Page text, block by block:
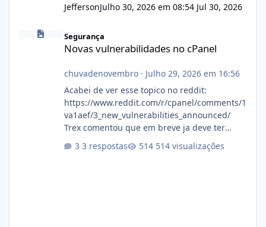
JeffersonJulho 30, 2026 em 08:54 Jul 30, 2026
Segurança
Novas vulnerabilidades no cPanel
chuvadenovembro· Julho 29, 2026 em 16:56
Acabei de ver esse topico no reddit:
https://www.reddit.com/r/cpanel/comments/1
va1aef/3_new_vulnerabilities_announced/
Trex comentou que em breve ja deve ter
3 respostas 514 visualizações